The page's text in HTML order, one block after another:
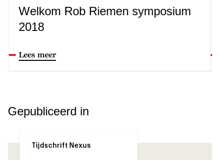
Welkom Rob Riemen symposium
2018
Lees meer
Gepubliceerd in
Tijdschrift Nexus